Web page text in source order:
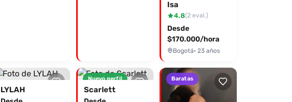
Isa
4.8(2 eval.)
Desde
$170.000/hora
Bogotá· 23 años
LYLAH
Nuevo perfil
Scarlett
Baratas